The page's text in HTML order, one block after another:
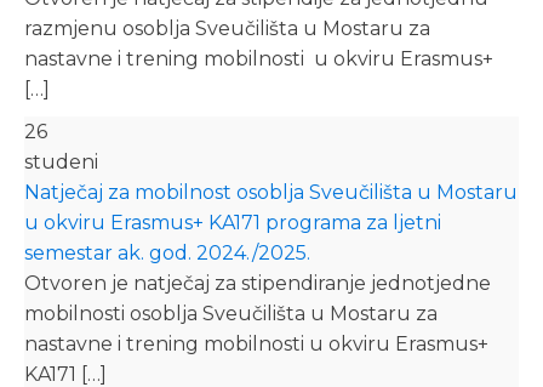
razmjenu osoblja Sveučilišta u Mostaru za
nastavne i trening mobilnosti u okviru Erasmus+
[…]
26
studeni
Natječaj za mobilnost osoblja Sveučilišta u Mostaru
u okviru Erasmus+ KA171 programa za ljetni
semestar ak. god. 2024./2025.
Otvoren je natječaj za stipendiranje jednotjedne
mobilnosti osoblja Sveučilišta u Mostaru za
nastavne i trening mobilnosti u okviru Erasmus+
KA171 […]